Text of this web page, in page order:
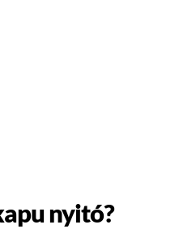
nyitó?